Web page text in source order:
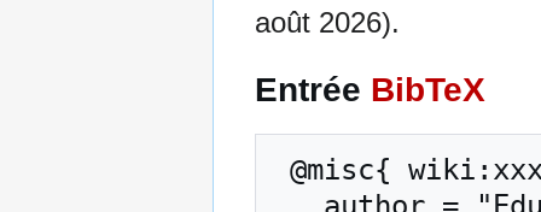
août 2026).
Entrée BibTeX